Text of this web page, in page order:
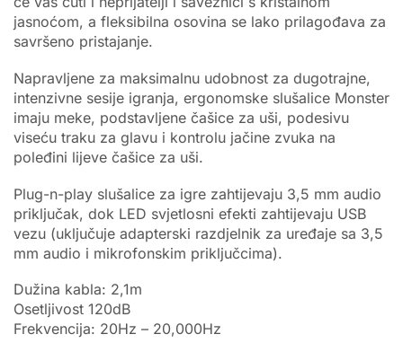
jasnoćom, a fleksibilna osovina se lako prilagođava za
savršeno pristajanje.
Napravljene za maksimalnu udobnost za dugotrajne,
intenzivne sesije igranja, ergonomske slušalice Monster
imaju meke, podstavljene čašice za uši, podesivu
viseću traku za glavu i kontrolu jačine zvuka na
poleđini lijeve čašice za uši.
Plug-n-play slušalice za igre zahtijevaju 3,5 mm audio
priključak, dok LED svjetlosni efekti zahtijevaju USB
vezu (uključuje adapterski razdjelnik za uređaje sa 3,5
mm audio i mikrofonskim priključcima).
Dužina kabla: 2,1m
Osetljivost 120dB
Frekvencija: 20Hz – 20,000Hz